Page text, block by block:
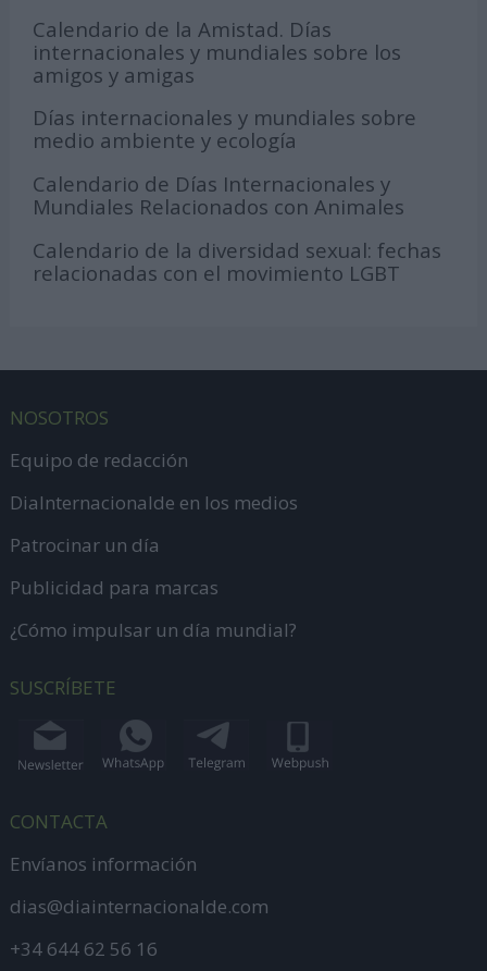
Calendario de la Amistad. Días
internacionales y mundiales sobre los
amigos y amigas
Días internacionales y mundiales sobre
medio ambiente y ecología
Calendario de Días Internacionales y
Mundiales Relacionados con Animales
Calendario de la diversidad sexual: fechas
relacionadas con el movimiento LGBT
NOSOTROS
Equipo de redacción
DiaInternacionalde en los medios
Patrocinar un día
Publicidad para marcas
¿Cómo impulsar un día mundial?
SUSCRÍBETE
CONTACTA
Envíanos información
dias@diainternacionalde.com
+34 644 62 56 16